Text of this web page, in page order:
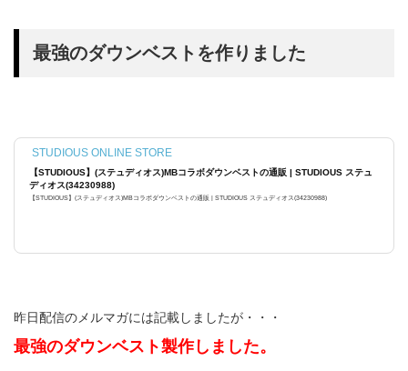
最強のダウンベストを作りました
STUDIOUS ONLINE STORE
【STUDIOUS】(ステュディオス)MBコラボダウンベストの通販 | STUDIOUS ステュ
ディオス(34230988)
【STUDIOUS】(ステュディオス)MBコラボダウンベストの通販 | STUDIOUS ステュディオス(34230988)
昨日配信のメルマガには記載しましたが・・・
最強のダウンベスト製作しました。